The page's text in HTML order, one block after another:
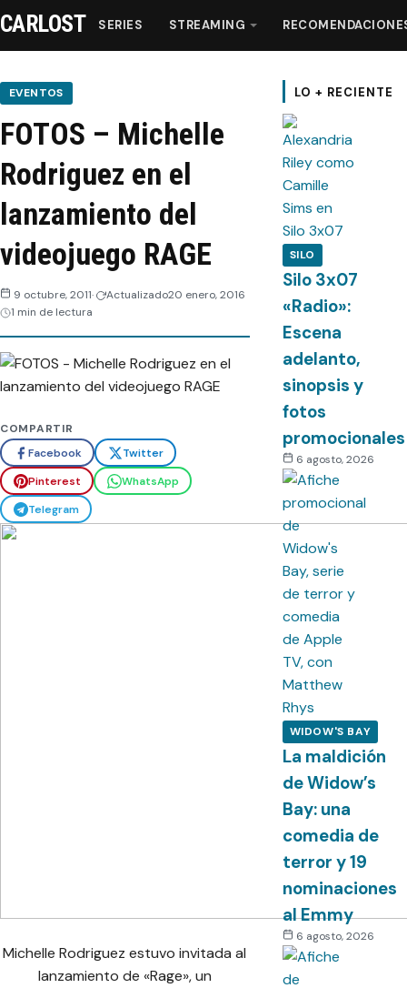
Series
Streaming
Recomendaciones
Videos
Webisodios
CARLOST SERIES STREAMING
EVENTOS
FOTOS – Michelle
Rodriguez en el
lanzamiento del
videojuego RAGE
9 octubre, 2011 Actualizado20 enero, 2016
1 min de lectura
COMPARTIR
Facebook
Twitter
Pinterest
WhatsApp
Telegram
Michelle Rodriguez estuvo invitada al
lanzamiento de «Rage», un
LO + RECIENTE
SILO
Silo 3x07
«Radio»:
Escena
adelanto,
sinopsis y
fotos
promocionales
6 agosto, 2026
WIDOW'S BAY
La maldición
de Widow’s
Bay: una
comedia de
terror y 19
nominaciones
al Emmy
6 agosto, 2026